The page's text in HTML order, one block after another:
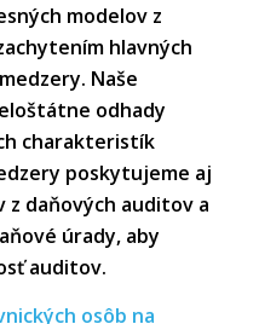
modelov z
hlavných
Naše
odhady
charakteristík
poskytujeme aj
daňových auditov a
úrady, aby
auditov.
osôb na